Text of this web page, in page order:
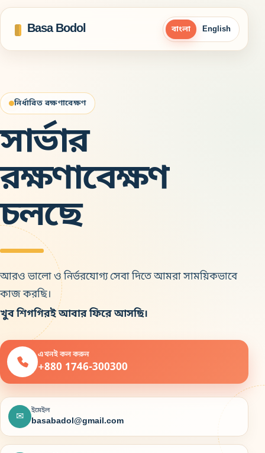
Basa Bodol বাংলা English
নির্ধারিত রক্ষণাবেক্ষণ
সার্ভার
রক্ষণাবেক্ষণ
চলছে
আরও ভালো ও নির্ভরযোগ্য সেবা দিতে আমরা সাময়িকভাবে
কাজ করছি।
খুব শিগগিরই আবার ফিরে আসছি।
এখনই কল করুন
+880 1746-300300
✉ ইমেইল
basabadol@gmail.com